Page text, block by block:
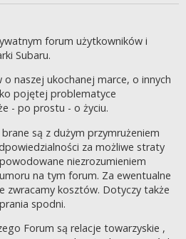
forum użytkowników i
Subaru.
o naszej ukochanej marce, o innych
pojętej problematyce
- po prostu - o życiu.
są z dużym przymrużeniem
za możliwe straty
niezrozumieniem
na tym forum. Za ewentualne
zwracamy kosztów. Dotyczy także
spodni.
Forum są relacje towarzyskie ,